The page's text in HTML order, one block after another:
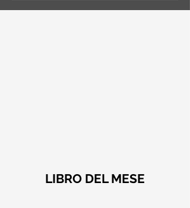
LIBRO DEL MESE